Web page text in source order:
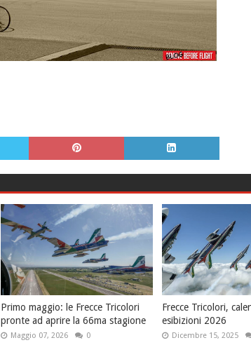
Primo maggio: le Frecce Tricolori
pronte ad aprire la 66ma stagione
Maggio 07, 2026 0
Frecce Tricolori,
esibizioni 2026
Dicembre 15, 2025